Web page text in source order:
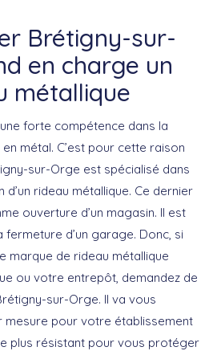
Brétigny-sur-
en charge un
métallique
forte compétence dans la
métal. C’est pour cette raison
sur-Orge est spécialisé dans
d’un rideau métallique. Ce dernier
ouverture d’un magasin. Il est
d’un garage. Donc, si
marque de rideau métallique
ou votre entrepôt, demandez de
sur-Orge. Il va vous
mesure pour votre établissement
plus résistant pour vous protéger